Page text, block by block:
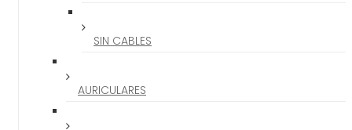
SIN CABLES
AURICULARES